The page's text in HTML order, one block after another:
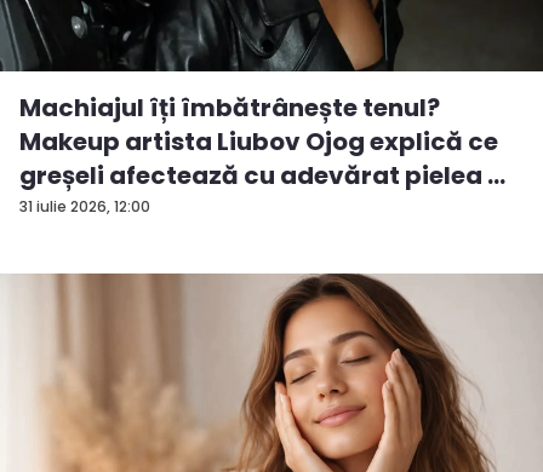
31 iulie 2026, 12:00
Machiajul îți îmbătrânește tenul?
Makeup artista Liubov Ojog explică ce
greșeli afectează cu adevărat pielea ...